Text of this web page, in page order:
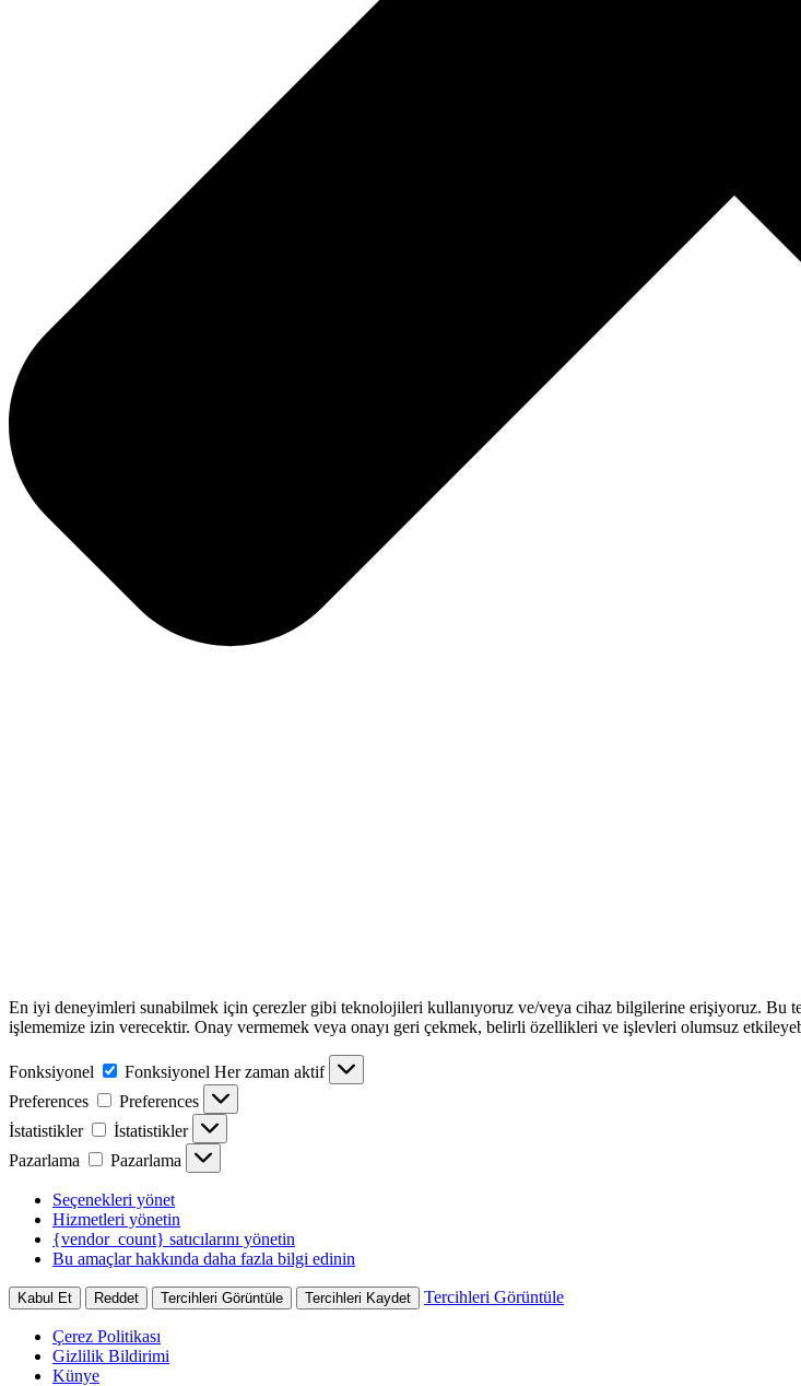
En iyi deneyimleri sunabilmek için çerezler gibi teknolojileri kullanıyoruz ve/veya cihaz bilgilerine erişiyoruz. Bu
işlememize izin verecektir. Onay vermemek veya onayı geri çekmek, belirli özellikleri ve işlevleri olumsuz
Fonksiyonel Fonksiyonel Her zaman aktif
Preferences
Preferences
İstatistikler
İstatistikler
Pazarlama
Pazarlama
Seçenekleri yönet
Hizmetleri yönetin
{vendor_count} satıcılarını yönetin
Bu amaçlar hakkında daha fazla bilgi edinin
Kabul Et Reddet Tercihleri Görüntüle Tercihleri Kaydet Tercihleri Görüntüle
Çerez Politikası
Gizlilik Bildirimi
Künye